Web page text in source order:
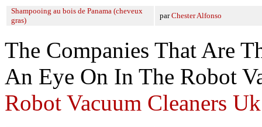
Shampooing au bois de Panama (cheveux
gras)
parChester Alfonso
The Companies That Are
An Eye On In The Robot
Robot Vacuum Cleaners Uk